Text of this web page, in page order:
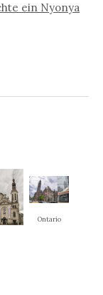
ein Nyonya
Ontario